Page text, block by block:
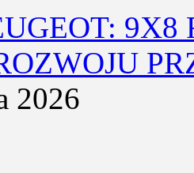
9X8
2026